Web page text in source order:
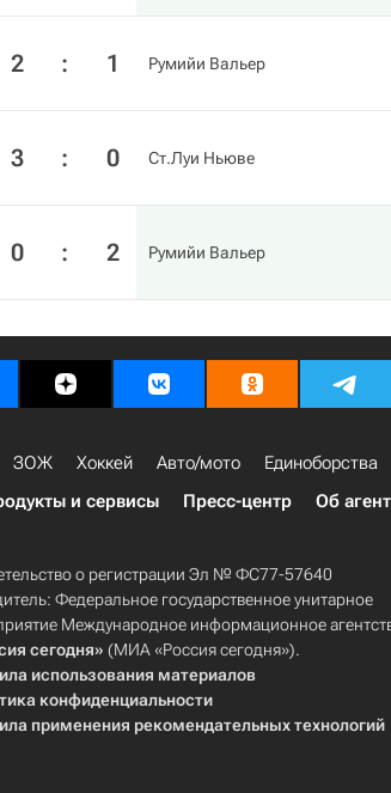
2 : 1 Румийи Вальер
3 : 0 Ст.Луи Ньюве
0 : 2 Румийи Вальер
ЗОЖ Хоккей Авто/мото Единоборства
и сервисы Пресс-центр Об
о регистрации Эл № ФС77-57640
Федеральное государственное унитарное
Международное информационное
сегодня» (МИА «Россия сегодня»).
использования материалов
конфиденциальности
применения рекомендательных технологий